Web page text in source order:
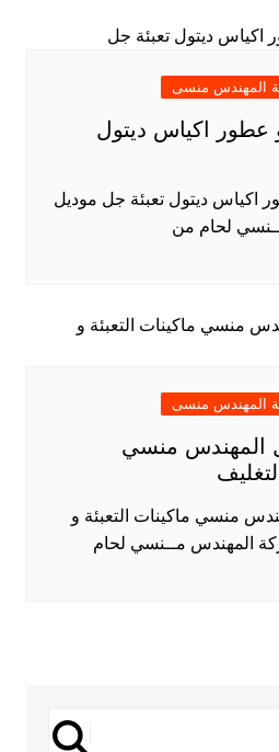
المهندس منسى
عطور اكياس ديتول
اكياس ديتول تعبئة جل موديل
المهندس منسى
المهندس منسي
منسي ماكينات التعبئة و